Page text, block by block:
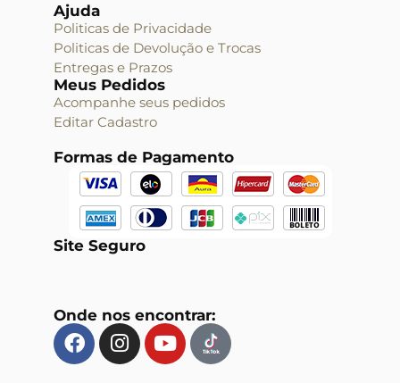
Ajuda
Politicas de Privacidade
Politicas de Devolução e Trocas
Entregas e Prazos
Meus Pedidos
Acompanhe seus pedidos
Editar Cadastro
Formas de Pagamento
Site Seguro
Onde nos encontrar: